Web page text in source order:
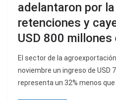
adelantaron por
retenciones y
USD 800 millones
El sector de la
noviembre un ingreso de USD
representa un 32% menos